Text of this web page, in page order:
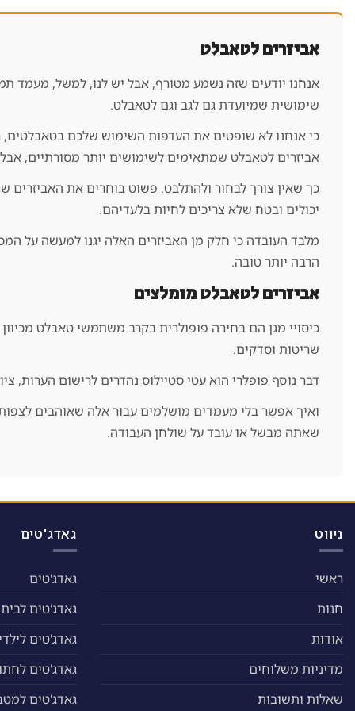
אביזרים לטאבלט
אנחנו יודעים שזה נשמע מטורף, אבל יש לנו, למשל, מעמד
שימושית שמיועדת גם לגב וגם לטאבלט.
כי אנחנו לא שופטים את העדפות השימוש שלכם בטאבלטים,
אביזרים לטאבלט שמתאימים לשימושים יותר מסורתיים,
כך שאין צורך לבחור ולהתלבט. פשוט בוחרים את
יכולים ובטח שלא צריכים לחיות בלעדיהם.
מלבד העובדה כי חלק מן האביזרים האלה יגנו למעשה על
הרבה יותר טובה.
אביזרים לטאבלט מומלצים
כיסויי מגן הם בחירה פופולרית בקרב משתמשי טאבלט
שריטות וסדקים.
דבר נוסף פופלרי הוא עטי סטיילוס נהדרים לרישום
ואיך אפשר בלי מעמדים מושלמים עבור אלה שאוהבים
שאתה מבשל או עובד על שולחן העבודה.
ניווט
ראשי
חנות
אודות
מדיניות משלוחים
שאלות ותשובות
גאדג'טים
גאדג'טים
גאדג'טים לבית
גאדג'טים
גאדג'טים
גאדג'טים